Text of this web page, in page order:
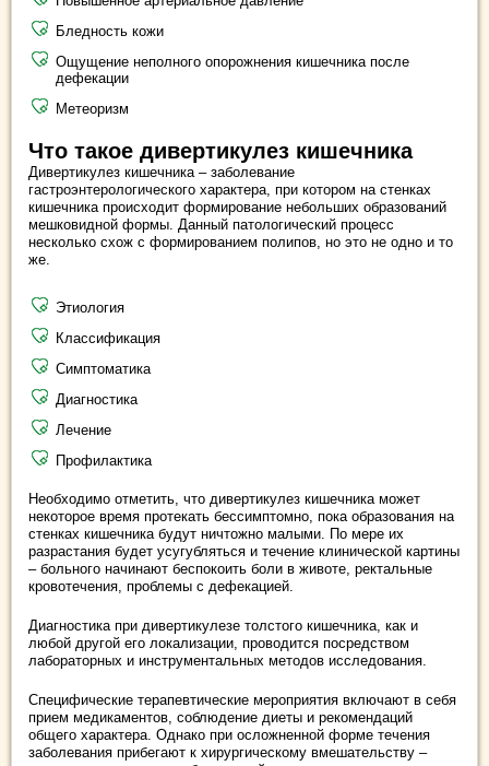
Бледность кожи
Ощущение неполного опорожнения кишечника после
дефекации
Метеоризм
Что такое дивертикулез кишечника
Дивертикулез кишечника – заболевание
гастроэнтерологического характера, при котором на стенках
кишечника происходит формирование небольших образований
мешковидной формы. Данный патологический процесс
несколько схож с формированием полипов, но это не одно и то
же.
Этиология
Классификация
Симптоматика
Диагностика
Лечение
Профилактика
Необходимо отметить, что дивертикулез кишечника может
некоторое время протекать бессимптомно, пока образования на
стенках кишечника будут ничтожно малыми. По мере их
разрастания будет усугубляться и течение клинической картины
– больного начинают беспокоить боли в животе, ректальные
кровотечения, проблемы с дефекацией.
Диагностика при дивертикулезе толстого кишечника, как и
любой другой его локализации, проводится посредством
лабораторных и инструментальных методов исследования.
Специфические терапевтические мероприятия включают в себя
прием медикаментов, соблюдение диеты и рекомендаций
общего характера. Однако при осложненной форме течения
заболевания прибегают к хирургическому вмешательству –